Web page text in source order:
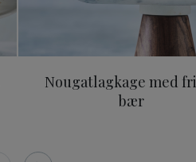
Nougatlagkage med
bær